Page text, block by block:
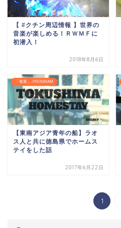
【 #クチン周辺情報 】世界の
音楽が楽しめる！ＲＷＭＦに
初潜入！
2018年8月6日
「事業」-PROGRAM
【東南アジア青年の船】ラオ
ス人と共に徳島県でホームス
テイをした話
2017年6月22日
1